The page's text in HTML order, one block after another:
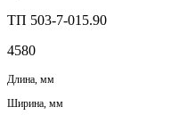
ТП 503-7-015.90
4580
Длина, мм
Ширина, мм